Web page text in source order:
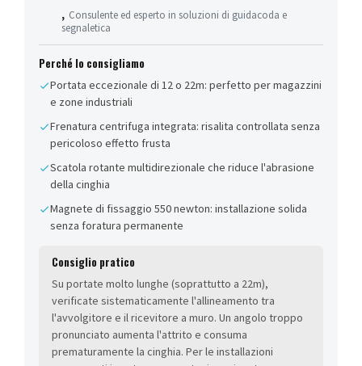
, Consulente ed esperto in soluzioni di guidacoda e
segnaletica
Perché lo consigliamo
Portata eccezionale di 12 o 22m: perfetto per magazzini
e zone industriali
Frenatura centrifuga integrata: risalita controllata senza
pericoloso effetto frusta
Scatola rotante multidirezionale che riduce l'abrasione
della cinghia
Magnete di fissaggio 550 newton: installazione solida
senza foratura permanente
Consiglio pratico
Su portate molto lunghe (soprattutto a 22m),
verificate sistematicamente l'allineamento tra
l'avvolgitore e il ricevitore a muro. Un angolo troppo
pronunciato aumenta l'attrito e consuma
prematuramente la cinghia. Per le installazioni